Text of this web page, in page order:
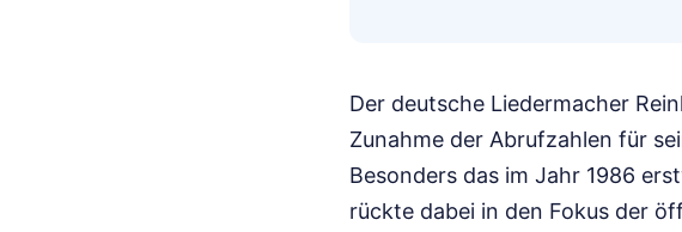
Der deutsche Liedermacher
Zunahme der Abrufzahlen für
Besonders das im Jahr 1986
rückte dabei in den Fokus der